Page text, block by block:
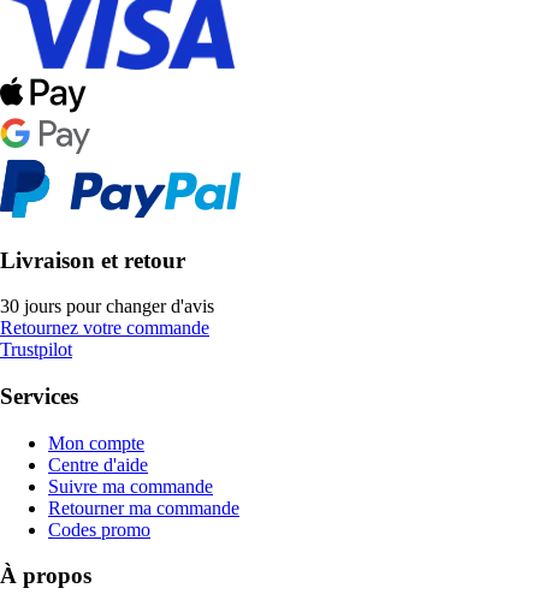
Livraison et retour
30 jours pour changer d'avis
Retournez votre commande
Trustpilot
Services
Mon compte
Centre d'aide
Suivre ma commande
Retourner ma commande
Codes promo
À propos